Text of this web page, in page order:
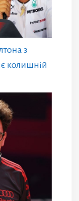
з
колишній